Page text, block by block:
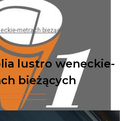
metrach bieżących
lustro weneckie-
bieżących